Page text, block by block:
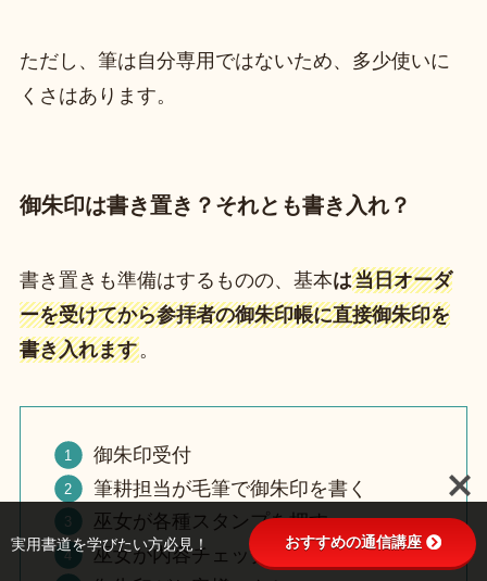
ただし、筆は自分専用ではないため、多少使いに
くさはあります。
御朱印は書き置き？それとも書き入れ？
書き置きも準備はするものの、基本は当日オーダ
ーを受けてから参拝者の御朱印帳に直接御朱印を
書き入れます。
御朱印受付
筆耕担当が毛筆で御朱印を書く
巫女が各種スタンプを押す
巫女が内容チェック
実用書道を学びたい方必見！ おすすめの通信講座